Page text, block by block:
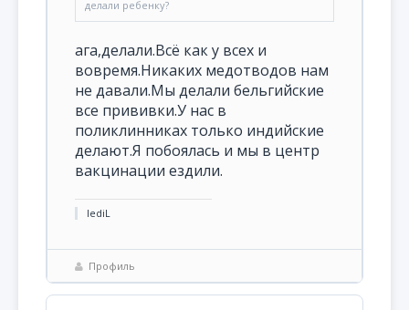
делали ребенку?
ага,делали.Всё как у всех и
вовремя.Никаких медотводов нам
не давали.Мы делали бельгийские
все прививки.У нас в
поликлинниках только индийские
делают.Я побоялась и мы в центр
вакцинации ездили.
lediL
Профиль